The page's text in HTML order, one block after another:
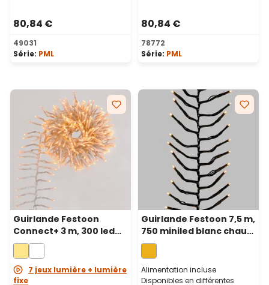
80,84 €
49031
Série: PML
80,84 €
78772
Série: PML
Guirlande Festoon
Connect+ 3 m, 300 led
blanc chaud, câble
transparent,
prolongeable
7 jeux lumière + lumière
fixe
Guirlande Festoon 7,5 m,
750 miniled blanc chaud
traditionnel, câble vert
Alimentation incluse
Disponibles en différentes